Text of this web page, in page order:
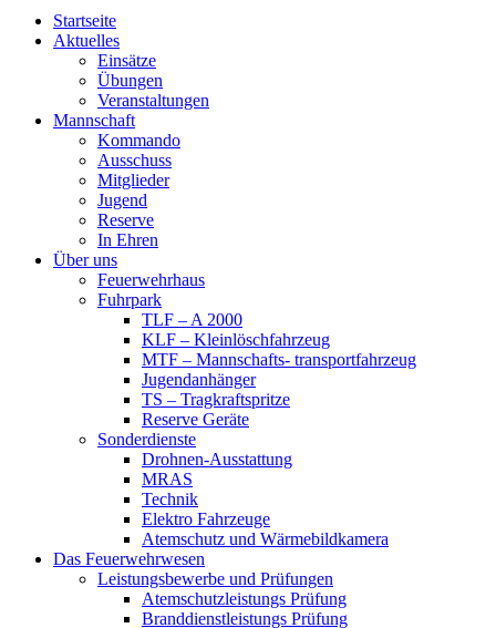
Startseite
Aktuelles
Einsätze
Übungen
Veranstaltungen
Mannschaft
Kommando
Ausschuss
Mitglieder
Jugend
Reserve
In Ehren
Über uns
Feuerwehrhaus
Fuhrpark
TLF – A 2000
KLF – Kleinlöschfahrzeug
MTF – Mannschafts- transportfahrzeug
Jugendanhänger
TS – Tragkraftspritze
Reserve Geräte
Sonderdienste
Drohnen-Ausstattung
MRAS
Technik
Elektro Fahrzeuge
Atemschutz und Wärmebildkamera
Das Feuerwehrwesen
Leistungsbewerbe und Prüfungen
Atemschutzleistungs Prüfung
Branddienstleistungs Prüfung